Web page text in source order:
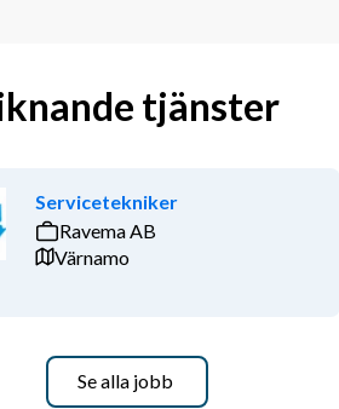
tjänster
Servicetekniker
Ravema AB
Värnamo
Se alla jobb